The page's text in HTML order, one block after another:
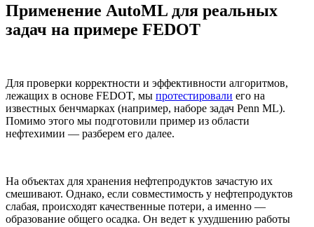
Применение AutoML для реальных
задач на примере FEDOT
Для проверки корректности и эффективности алгоритмов,
лежащих в основе FEDOT, мы протестировали его на
известных бенчмарках (например, наборе задач Penn ML).
Помимо этого мы подготовили пример из области
нефтехимии — разберем его далее.
На объектах для хранения нефтепродуктов зачастую их
смешивают. Однако, если совместимость у нефтепродуктов
слабая, происходят качественные потери, а именно —
образование общего осадка. Он ведет к ухудшению работы